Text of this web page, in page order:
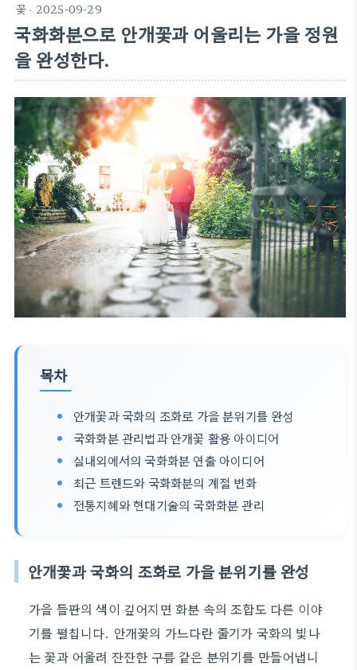
꽃 · 2025-09-29
국화화분으로 안개꽃과 어울리는 가을 정원
을 완성한다.
목차
안개꽃과 국화의 조화로 가을 분위기를 완성
국화화분 관리법과 안개꽃 활용 아이디어
실내외에서의 국화화분 연출 아이디어
최근 트렌드와 국화화분의 계절 변화
전통지혜와 현대기술의 국화화분 관리
안개꽃과 국화의 조화로 가을 분위기를 완성
가을 들판의 색이 깊어지면 화분 속의 조합도 다른 이야
기를 펼칩니다. 안개꽃의 가느다란 줄기가 국화의 빛나
는 꽃과 어울려 잔잔한 구름 같은 분위기를 만들어냅니